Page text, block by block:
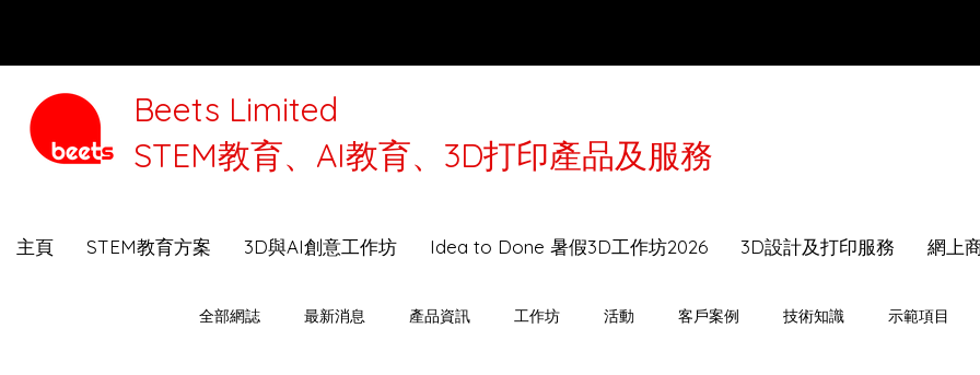
Beets Limited
STEM教育、AI教育、3D打印產品及服務
主頁 STEM教育方案 3D與AI創意工作坊 Idea to Done 暑假3D工作坊2026 3D設計及打印服務 網上
全部網誌 最新消息 產品資訊 工作坊 活動 客戶案例 技術知識 示範項目